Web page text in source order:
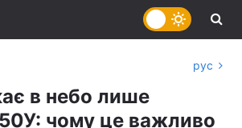
рус
в небо лише
чому це важливо